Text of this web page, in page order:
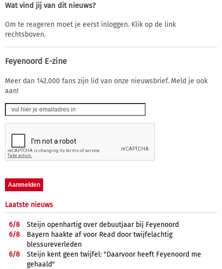
Wat vind jij van dit nieuws?
Om te reageren moet je eerst inloggen. Klik op de link
rechtsboven.
Feyenoord E-zine
Meer dan 142.000 fans zijn lid van onze nieuwsbrief. Meld je ook
aan!
Laatste nieuws
6/8
Steijn openhartig over debuutjaar bij Feyenoord
6/8
Bayern haakte af voor Read door twijfelachtig
blessureverleden
6/8
Steijn kent geen twijfel: "Daarvoor heeft Feyenoord me
gehaald"